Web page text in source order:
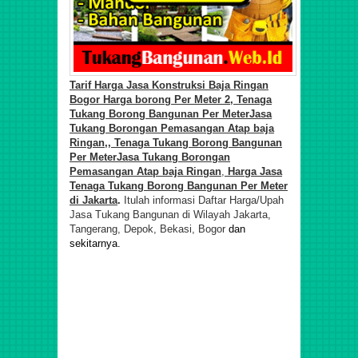
Tarif Harga Jasa Konstruksi Baja Ringan
Bogor Harga borong Per Meter 2, Tenaga
Tukang Borong Bangunan Per MeterJasa
Tukang Borongan Pemasangan Atap baja
Ringan,, Tenaga Tukang Borong Bangunan
Per MeterJasa Tukang Borongan
Pemasangan Atap baja Ringan, Harga Jasa
Tenaga Tukang Borong Bangunan Per Meter
di Jakarta. Itulah informasi Daftar Harga/Upah
Jasa Tukang Bangunan di Wilayah Jakarta,
Tangerang, Depok, Bekasi, Bogor dan
sekitarnya.